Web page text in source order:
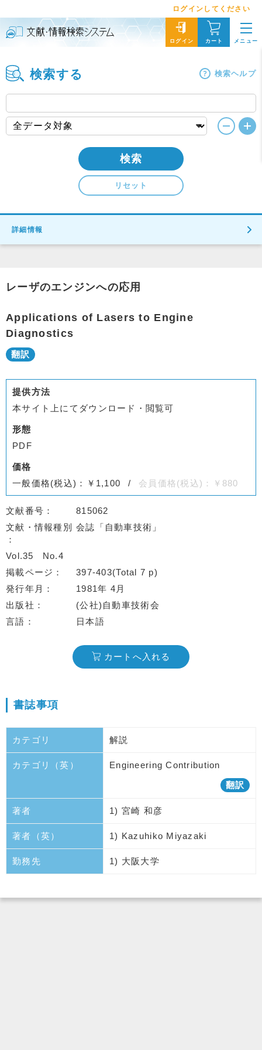
ログインしてください
ログイン カート メニュー
検索する 検索ヘルプ
検索
リセット
詳細情報
レーザのエンジンへの応用
Applications of Lasers to Engine
Diagnostics
提供方法
本サイト上にてダウンロード・閲覧可
形態
PDF
価格
一般価格(税込)：￥1,100
会員価格(税込)：￥880
文献番号
815062
文献・情報種別
会誌「自動車技術」
Vol.35
No.4
掲載ページ
397-403(Total 7 p)
発行年月
1981年 4月
出版社
(公社)自動車技術会
言語
日本語
カートへ入れる
書誌事項
カテゴリ 解説
カテゴリ（英）
Engineering Contribution
翻訳
著者 1) 宮崎 和彦
著者（英） 1) Kazuhiko Miyazaki
勤務先 1) 大阪大学